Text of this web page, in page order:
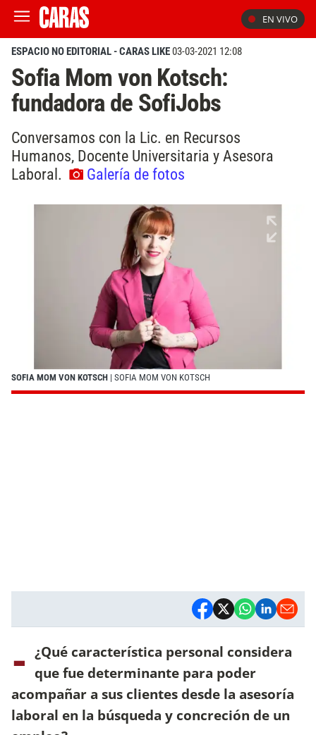
EN VIVO
ESPACIO NO EDITORIAL - CARAS LIKE03-03-2021 12:08
Sofia Mom von Kotsch:
fundadora de SofiJobs
Conversamos con la Lic. en Recursos
Humanos, Docente Universitaria y Asesora
Laboral.
Galería de fotos
SOFIA MOM VON KOTSCH | SOFIA MOM VON KOTSCH
- ¿Qué característica personal considera
que fue determinante para poder
acompañar a sus clientes desde la asesoría
laboral en la búsqueda y concreción de un